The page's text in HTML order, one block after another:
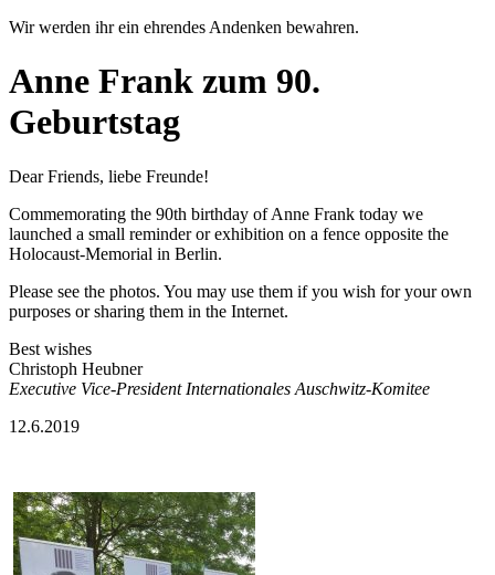
Wir werden ihr ein ehrendes Andenken bewahren.
Anne Frank zum 90.
Geburtstag
Dear Friends, liebe Freunde!
Commemorating the 90th birthday of Anne Frank today we
launched a small reminder or exhibition on a fence opposite the
Holocaust-Memorial in Berlin.
Please see the photos. You may use them if you wish for your own
purposes or sharing them in the Internet.
Best wishes
Christoph Heubner
Executive Vice-President Internationales Auschwitz-Komitee
12.6.2019